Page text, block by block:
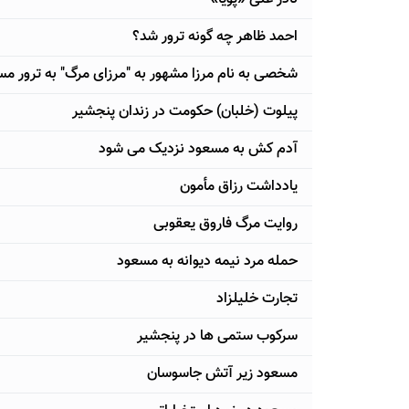
احمد ظاهر چه گونه ترور شد؟
شخصی به نام مرزا مشهور به "مرزای مرگ" به ترور
پیلوت (خلبان) حکومت در زندان پنجشیر
آدم كش به مسعود نزديک می شود
یادداشت رزاق مأمون
روایت مرگ فاروق یعقوبی
حمله مرد نیمه دیوانه به مسعود
تجارت خلیلزاد
سركوب ستمی ها در پنجشير
مسعود زير آتش جاسوسان